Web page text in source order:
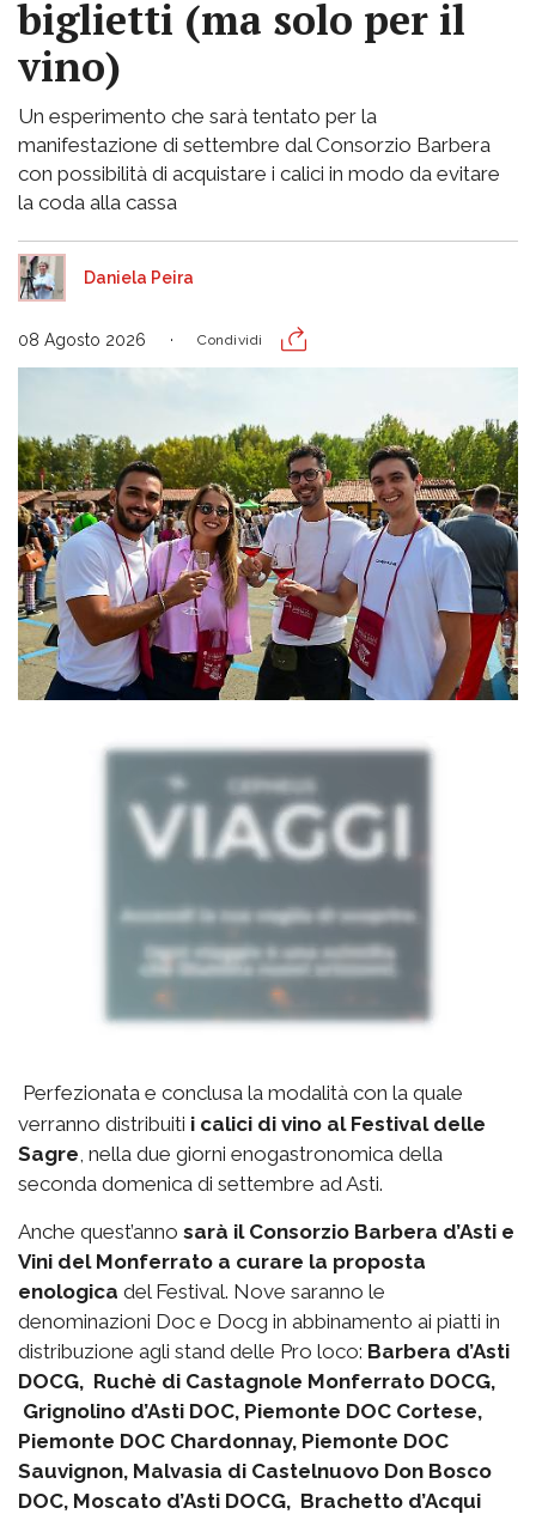
biglietti (ma solo per il
vino)
Un esperimento che sarà tentato per la
manifestazione di settembre dal Consorzio Barbera
con possibilità di acquistare i calici in modo da evitare
la coda alla cassa
Daniela Peira
08 Agosto 2026 Condividi
Perfezionata e conclusa la modalità con la quale
verranno distribuiti i calici di vino al Festival delle
Sagre , nella due giorni enogastronomica della
seconda domenica di settembre ad Asti.
Anche quest’anno sarà il Consorzio Barbera d’Asti e
Vini del Monferrato a curare la proposta
enologica del Festival. Nove saranno le
denominazioni Doc e Docg in abbinamento ai piatti in
distribuzione agli stand delle Pro loco: Barbera d’Asti
DOCG, Ruchè di Castagnole Monferrato DOCG,
Grignolino d’Asti DOC, Piemonte DOC Cortese,
Piemonte DOC Chardonnay, Piemonte DOC
Sauvignon, Malvasia di Castelnuovo Don Bosco
DOC, Moscato d’Asti DOCG, Brachetto d’Acqui